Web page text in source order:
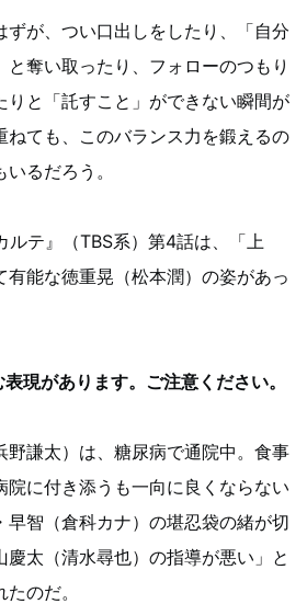
ずが、つい口出しをしたり、「自分
と奪い取ったり、フォローのつもり
りと「託すこと」ができない瞬間が
ねても、このバランス力を鍛えるの
るだろう。
ルテ』（TBS系）第4話は、「上
有能な徳重晃（松本潤）の姿があっ
現があります。ご注意ください。
野謙太）は、糖尿病で通院中。食事
院に付き添うも一向に良くならない
早智（倉科カナ）の堪忍袋の緒が切
太（清水尋也）の指導が悪い」と
のだ。